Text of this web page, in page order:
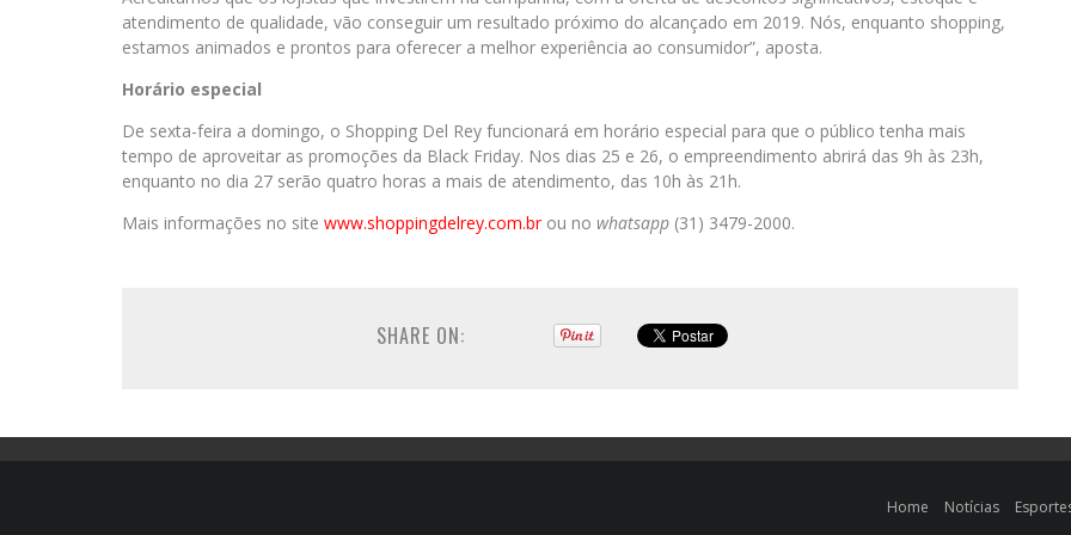
atendimento de qualidade, vão conseguir um resultado próximo do alcançado em 2019. Nós, enquanto shopping,
estamos animados e prontos para oferecer a melhor experiência ao consumidor”, aposta.
Horário especial
De sexta-feira a domingo, o Shopping Del Rey funcionará em horário especial para que o público tenha mais
tempo de aproveitar as promoções da Black Friday. Nos dias 25 e 26, o empreendimento abrirá das 9h às 23h,
enquanto no dia 27 serão quatro horas a mais de atendimento, das 10h às 21h.
Mais informações no site www.shoppingdelrey.com.brou no whatsapp (31) 3479-2000.
SHARE ON:
Home Notícias